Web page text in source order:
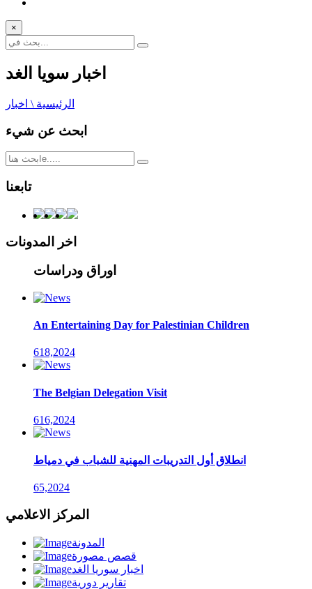
×
اخبار سويا الغد
الرئيسية \ اخبار
ابحث عن شيء
تابعنا
اخر المدونات
اوراق ودراسات
An Entertaining Day for Palestinian Children
618,2024
The Belgian Delegation Visit
616,2024
انطلاق أول التدريبات المهنية للشباب في دمياط
65,2024
المركز الاعلامي
المدونة
قصص مصورة
اخبار سوريا الغد
تقارير دورية